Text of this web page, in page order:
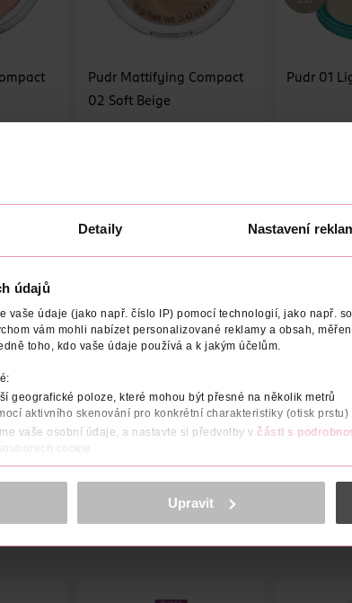
Detaily Nastavení
údajů
vaše údaje (jako např. číslo IP) pomocí technologií, jako např.
vám mohli nabízet personalizované reklamy a obsah,
toho, kdo vaše údaje používá a k jakým účelům.
geografické poloze, které mohou být přesné na několik metrů
aktivního skenování pro konkrétní charakteristiky (otisk prstu)
vaše osobní údaje, a nastavte si předvolby v části s
cookie.
a reklam, funkcí sociálních médií, analýze návštěvnosti,
osobních údajů.
<
Upravit
Pudr Mattifying Compact
02 Soft Beige
Pudr 01
EFEKT POČET NÁZEV VÝROBCE/
pleti. Jemná pudrová textura se jednoduše roztírá a